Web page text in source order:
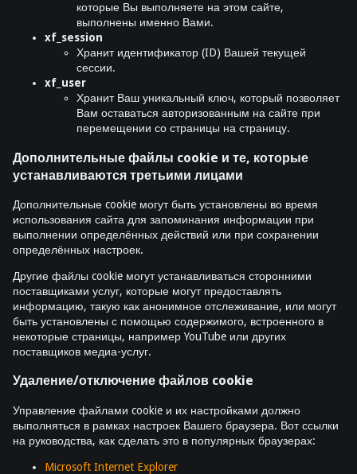
которые Вы выполняете на этом сайте,
выполнены именно Вами.
xf_session
Хранит идентификатор (ID) Вашей текущей
сессии.
xf_user
Хранит Ваш уникальный ключ, который позволяет
Вам оставаться авторизованным на сайте при
перемещении со страницы на страницу.
Дополнительные файлы cookie и те, которые
устанавливаются третьими лицами
Дополнительные cookie могут быть установлены во время
использования сайта для запоминания информации при
выполнении определённых действий или при сохранении
определённых настроек.
Другие файлы cookie могут устанавливаться сторонними
поставщиками услуг, которые могут предоставлять
информацию, такую как анонимное отслеживание, или могут
быть установлены с помощью содержимого, встроенного в
некоторые страницы, например YouTube или других
поставщиков медиа-услуг.
Удаление/отключение файлов cookie
Управление файлами cookie и их настройками должно
выполняться в рамках настроек Вашего браузера. Вот ссылки
на руководства, как сделать это в популярных браузерах:
Microsoft Internet Explorer